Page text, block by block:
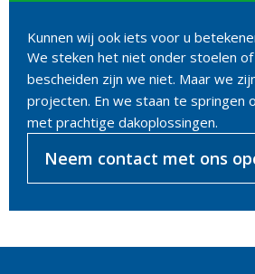
Kunnen wij ook iets voor u
We steken het niet onder stoelen of
bescheiden zijn we niet. Maar we
projecten. En we staan te springen
met prachtige dakoplossingen.
Neem contact met ons